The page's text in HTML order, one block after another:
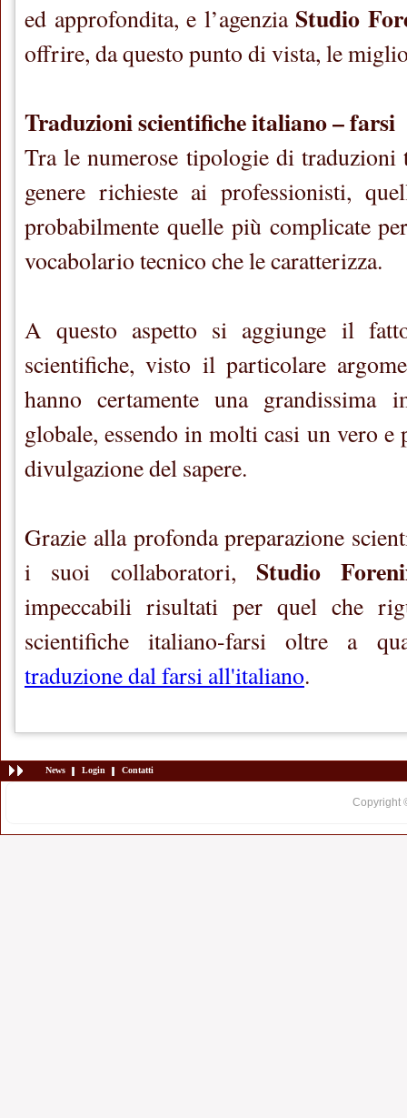
ed approfondita, e l’agenziaStudio
offrire, da questo punto di vista, le
Traduzioni scientifiche italiano – farsi
Tra le numerose tipologie di traduzioni
genere richieste ai professionisti,
probabilmente quelle più complicate
vocabolario tecnico che le caratterizza.
A questo aspetto si aggiunge il
scientifiche, visto il particolare
hanno certamente una grandissima
globale, essendo in molti casi un vero
divulgazione del sapere.
Grazie alla profonda preparazione
i suoi collaboratori, Studio
impeccabili risultati per quel che
scientifiche italiano-farsi oltre a
traduzione dal farsi all'italiano.
News Login Contatti
Copyright